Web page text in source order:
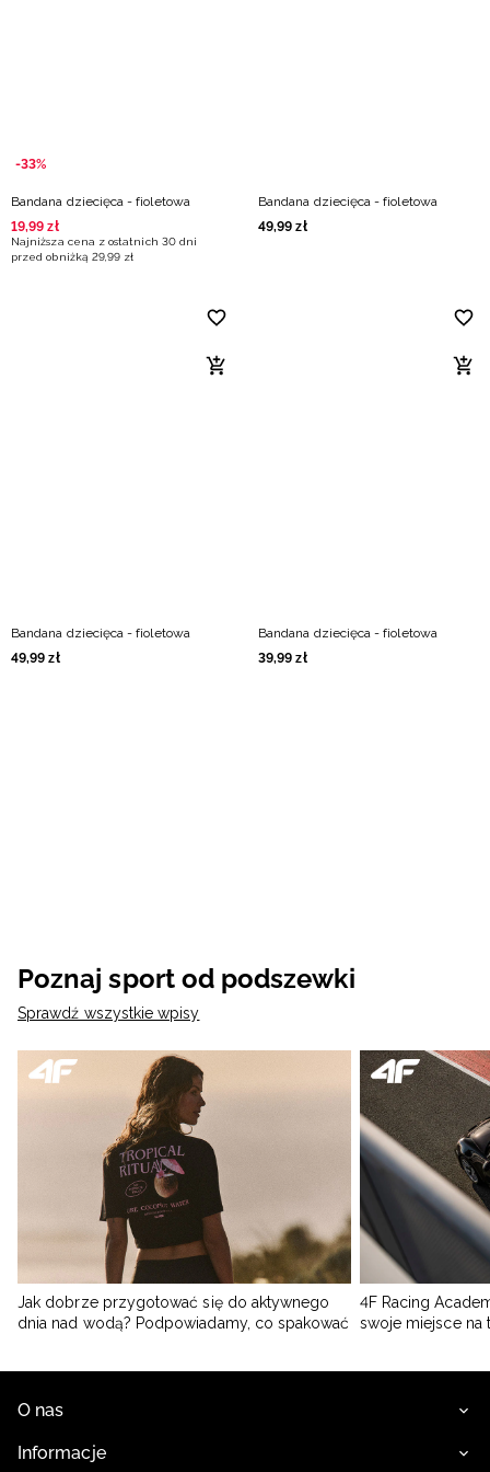
-33%
Bandana dziecięca - fioletowa
19,99 zł
Najniższa cena z ostatnich 30 dni
przed obniżką 29,99 zł
Bandana dziecięca - fioletowa
49,99 zł
Bandana dziecięca - fioletowa
49,99 zł
Bandana dziecięca - fioletowa
39,99 zł
Poznaj sport od podszewki
Sprawdź wszystkie wpisy
Jak dobrze przygotować się do aktywnego
dnia nad wodą? Podpowiadamy, co spakować
4F Racing
swoje miejsce na
O nas
Informacje